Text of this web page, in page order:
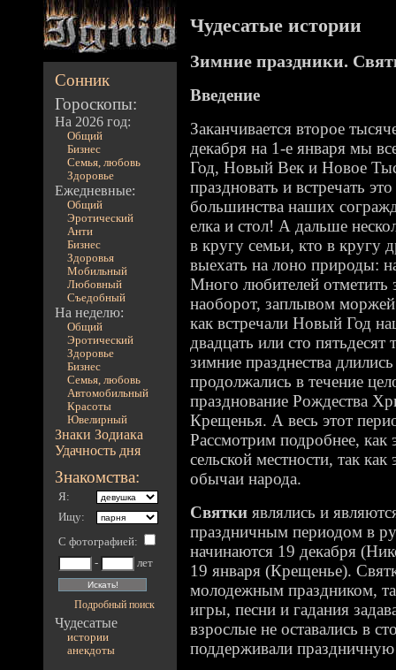
Сонник
Гороскопы:
На 2026 год:
Общий
Бизнес
Семья, любовь
Здоровье
Ежедневные:
Общий
Эротический
Анти
Бизнес
Здоровья
Мобильный
Любовный
Съедобный
На неделю:
Общий
Эротический
Здоровье
Бизнес
Семья, любовь
Автомобильный
Красоты
Ювелирный
Знаки Зодиака
Удачность дня
Знакомства:
Я:
Ищу:
С фотографией:
-
лет
Подробный поиск
Чудесатые
истории
анекдоты
Чудесатые истории
Зимние праздники.
Введение
Заканчивается второе
декабря на 1-е января мы
Год, Новый Век и Новое
праздновать и встречать
большинства наших
елка и стол! А дальше
в кругу семьи, кто в кругу
выехать на лоно природы:
Много любителей отметить
наоборот, заплывом
как встречали Новый Год
двадцать или сто
зимние празднества
продолжались в течение
празднование Рождества
Крещенья. А весь этот
Рассмотрим подробнее, как
сельской местности, так
обычаи народа.
Святки являлись и
праздничным периодом в
начинаются 19 декабря
19 января (Крещенье).
молодежным праздником,
игры, песни и гадания
взрослые не оставались в
поддерживали